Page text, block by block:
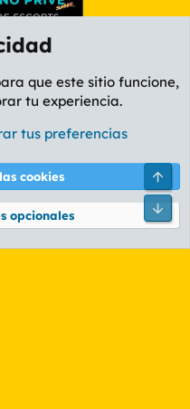
Política de privacidad Ayuda
XenForo Ltd.
que este sitio funcione,
tu experiencia.
tus preferencias
cookies
opcionales
Pie